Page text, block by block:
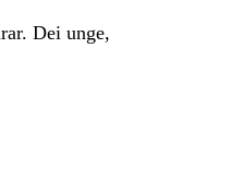
Dei unge,